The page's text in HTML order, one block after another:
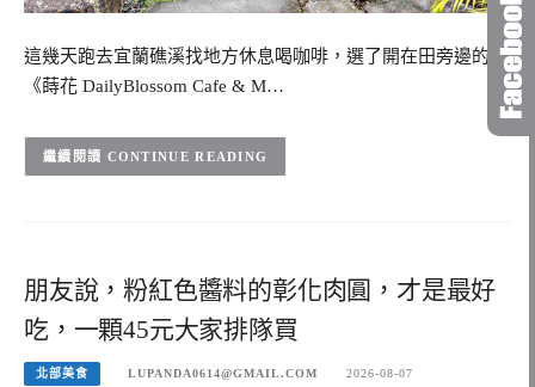
這幾天跑去宜蘭礁溪找地方休息喝咖啡，選了開在田旁邊的
《蒔花 DailyBlossom Cafe & M…
CONTINUE READING
朋友說，粉紅色醬料的彰化肉圓，才是最好
吃，一顆45元大家排隊買
北部美食 LUPANDA0614@GMAIL.COM 2026-08-07